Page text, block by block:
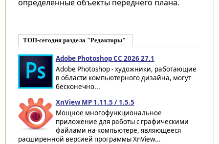
определенные объекты переднего плана.
ТОП-сегодня раздела "Редакторы"
Adobe Photoshop CC 2026 27.1
Adobe Photoshop - художники, работающие
в области компьютерного дизайна, могут
бесконечно...
XnView MP 1.11.5 / 1.5.5
Мощное многофункциональное
приложение для работы с графическими
файлами на компьютере, являющееся
расширенной версией программы XnView...